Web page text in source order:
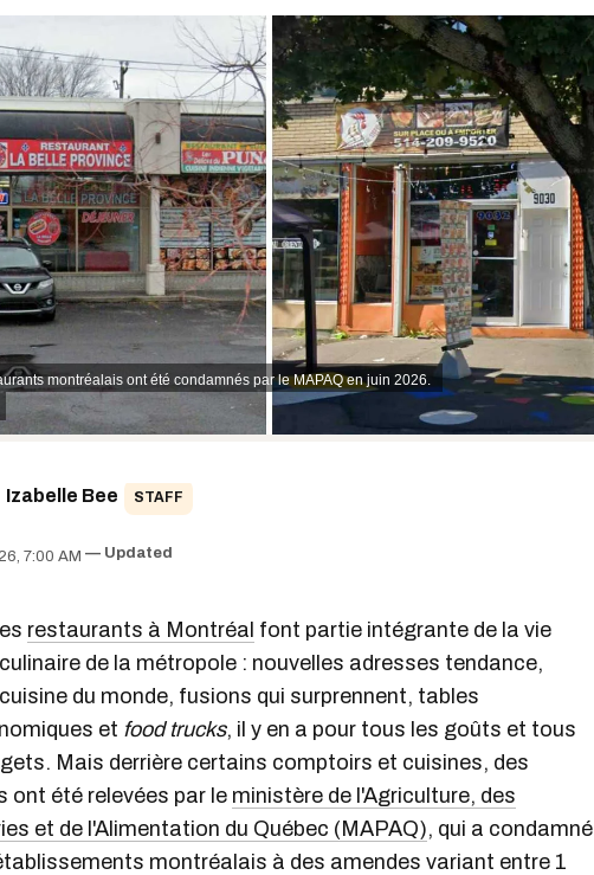
montréalais ont été condamnés par le MAPAQ en juin 2026.
Izabelle Bee STAFF
7:00 AM Updated
es restaurants à Montréal font partie intégrante de la vie
culinaire de la métropole : nouvelles adresses tendance,
cuisine du monde, fusions qui surprennent, tables
et food trucks, il y en a pour tous les goûts et tous
Mais derrière certains comptoirs et cuisines, des
ont été relevées par le ministère de l'Agriculture, des
et de l'Alimentation du Québec (MAPAQ), qui a condamné
montréalais à des amendes variant entre 1